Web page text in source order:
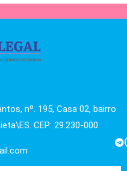
nº. 195, Casa 02, bairro
CEP: 29.230-000.